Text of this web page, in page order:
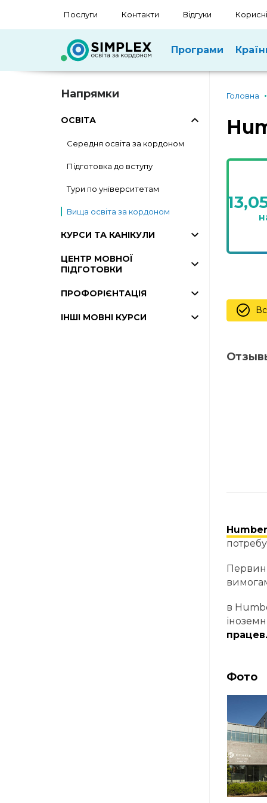
Послуги Контакти Відгуки
Програми
Напрямки
ОСВІТА
Середня освіта за кордоном
Підготовка до вступу
Тури по університетам
Вища освіта за кордоном
КУРСИ ТА КАНІКУЛИ
ЦЕНТР МОВНОЇ
ПІДГОТОВКИ
ПРОФОРІЄНТАЦІЯ
ІНШІ МОВНІ КУРСИ
Головна
в
Фото